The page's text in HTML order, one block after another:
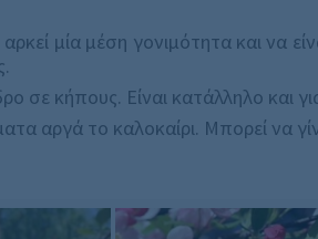
μία μέση γονιμότητα και να
σε κήπους. Είναι κατάλληλο και
αργά το καλοκαίρι. Μπορεί να